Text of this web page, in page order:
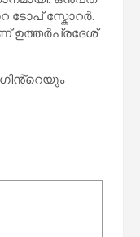
ടോപ് സ്കോറർ.
ഉത്തർപ്രദേശ്